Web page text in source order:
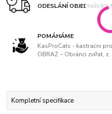
ODESLÁNÍ OBJEDNÁVKY
POMÁHÁME
KasProCats - kastrační
OBRAZ – Obránci zvířat, z.
Kompletní specifikace